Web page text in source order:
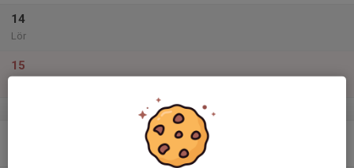
14
Lör
15
v.51